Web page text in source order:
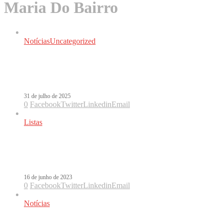
Maria Do Bairro
NotíciasUncategorized
31 de julho de 2025
0 FacebookTwitterLinkedinEmail
Listas
16 de junho de 2023
0 FacebookTwitterLinkedinEmail
Notícias